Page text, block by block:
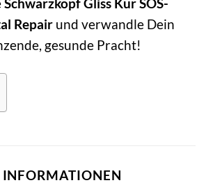
Schwarzkopf Gliss Kur SOS-
Repair und verwandle Dein
gesunde Pracht!